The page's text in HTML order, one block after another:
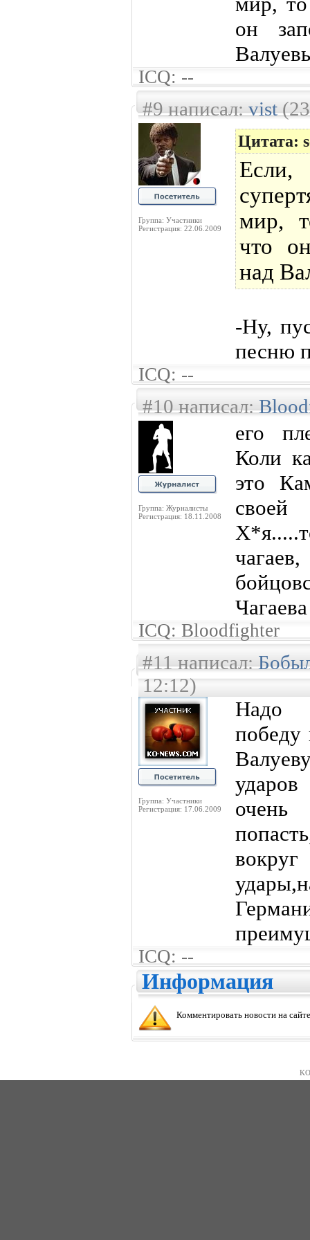
он
ICQ: --
#9 написал:vist
Группа: Участники
Регистрация: 22.06.2009
Цитата:
мир,
что
над
-Ну,
песню
ICQ: --
#10 написал:
Группа: Журналисты
Регистрация: 18.11.2008
его
Коли
это
ICQ: Bloodfighter
#11 написал:
12:12)
Группа: Участники
Регистрация: 17.06.2009
Надо
победу
ICQ: --
Информация
Комментировать новости на